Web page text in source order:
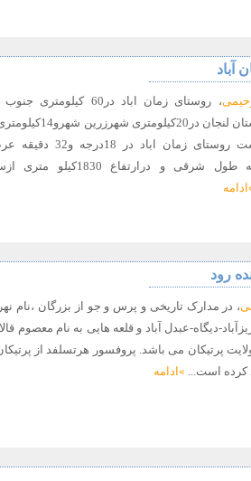
آباد
، روستای زمان اباد در60
درشهرستان لنجان
و51دقیقه طول شرقی و
رود
، در مدارک تاریخی و پرس و جو از بزرگان ،نام
دیگاه-عبدل آباد و قلعه هایی به نام معصوم
پرتیکان می باشد. پروفسور هرتسلفد از
کرده است... »ادامه